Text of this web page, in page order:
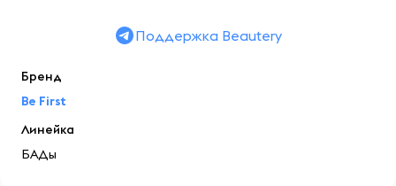
Поддержка Beautery
Бренд
Be First
Линейка
БАДы